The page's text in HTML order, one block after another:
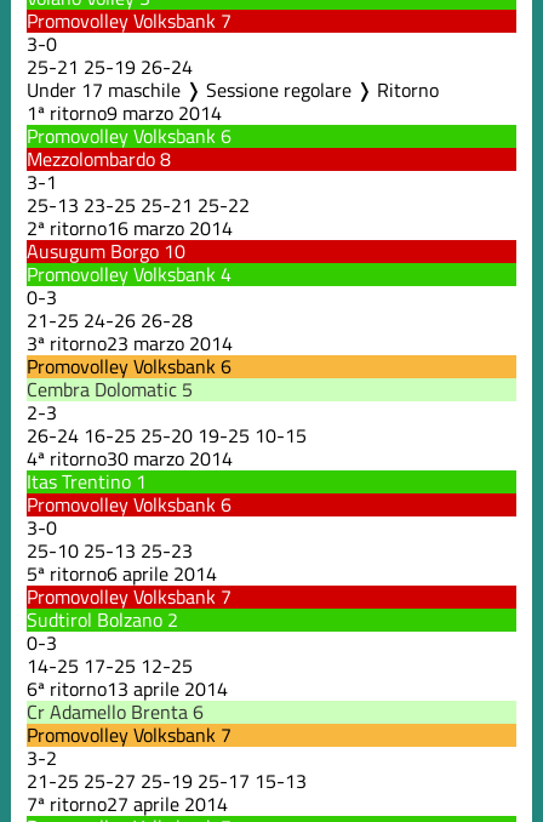
Promovolley Volksbank 7
3-0
25-21 25-19 26-24
Under 17 maschile ❭ Sessione regolare ❭ Ritorno
1ª ritorno9 marzo 2014
Promovolley Volksbank6
Mezzolombardo8
3-1
25-13 23-25 25-21 25-22
2ª ritorno16 marzo 2014
Ausugum Borgo 10
Promovolley Volksbank4
0-3
21-25 24-26 26-28
3ª ritorno23 marzo 2014
Promovolley Volksbank6
Cembra Dolomatic 5
2-3
26-24 16-25 25-20 19-25 10-15
4ª ritorno30 marzo 2014
Itas Trentino 1
Promovolley Volksbank6
3-0
25-10 25-13 25-23
5ª ritorno6 aprile 2014
Promovolley Volksbank 7
Sudtirol Bolzano 2
0-3
14-25 17-25 12-25
6ª ritorno13 aprile 2014
Cr Adamello Brenta6
Promovolley Volksbank 7
3-2
21-25 25-27 25-19 25-17 15-13
7ª ritorno27 aprile 2014